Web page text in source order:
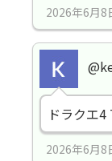
2026年6月
ドラクエ
2026年6月